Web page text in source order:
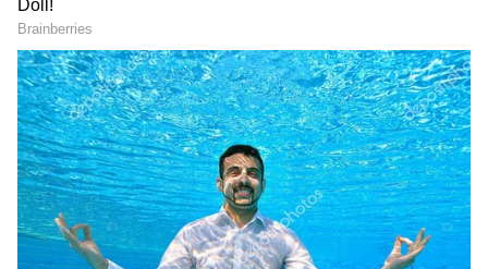
మాట్లాడాలంటే భయమేస్తుంది..
"నన్ను మాట్లాడమని ఎవరైనా పిలిస్తేనే కొంచెం
భయమేస్తుంది. ఎందుకంటే నేను మాట్లాడితే అది మీకో,
నాకో సమస్య అవుతుంది. ఒకవేళ మౌనంగా ఉంటే.. నోట్లో
స్వీట్ పెట్టుకున్నావా? ఎందుకు మాట్లాడట్లేదు? అని ఎగతాళి
చేస్తారు" అని రజినీకాంత్ తమిళంలో అన్నారు.